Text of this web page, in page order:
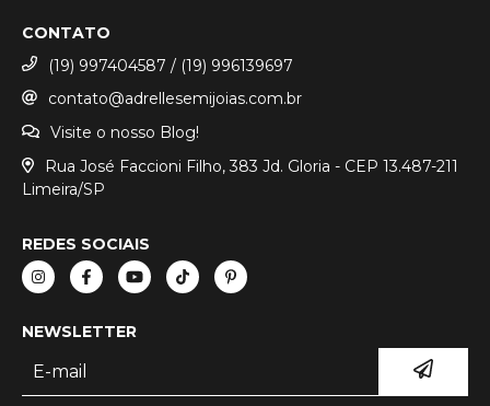
CONTATO
(19) 997404587 / (19) 996139697
contato@adrellesemijoias.com.br
Visite o nosso Blog!
Rua José Faccioni Filho, 383 Jd. Gloria - CEP 13.487-211
Limeira/SP
REDES SOCIAIS
NEWSLETTER